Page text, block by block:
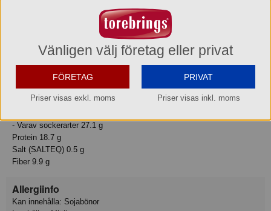
Basmängdsdeklaration: 100 Gram
Näringsvärden:
Energi 1789 kJ
Energi 428 kcal
Fett 22.1 g
- Varav mättat fett 12.9 g
- Varav sockerarter 27.1 g
Protein 18.7 g
Salt (SALTEQ) 0.5 g
Fiber 9.9 g
Allergiinfo
Kan innehålla: Sojabönor
Vänligen välj företag eller privat
FÖRETAG
Priser visas exkl. moms
PRIVAT
Priser visas inkl. moms